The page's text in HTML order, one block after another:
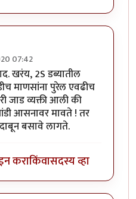
07:42
खरंय, 2S डब्यातील
माणसांना पुरेल एवढीच
जाड व्यक्ती आली की
आसनावर मावते ! तर
बसावे लागते.
कराकिंवासदस्य व्हा